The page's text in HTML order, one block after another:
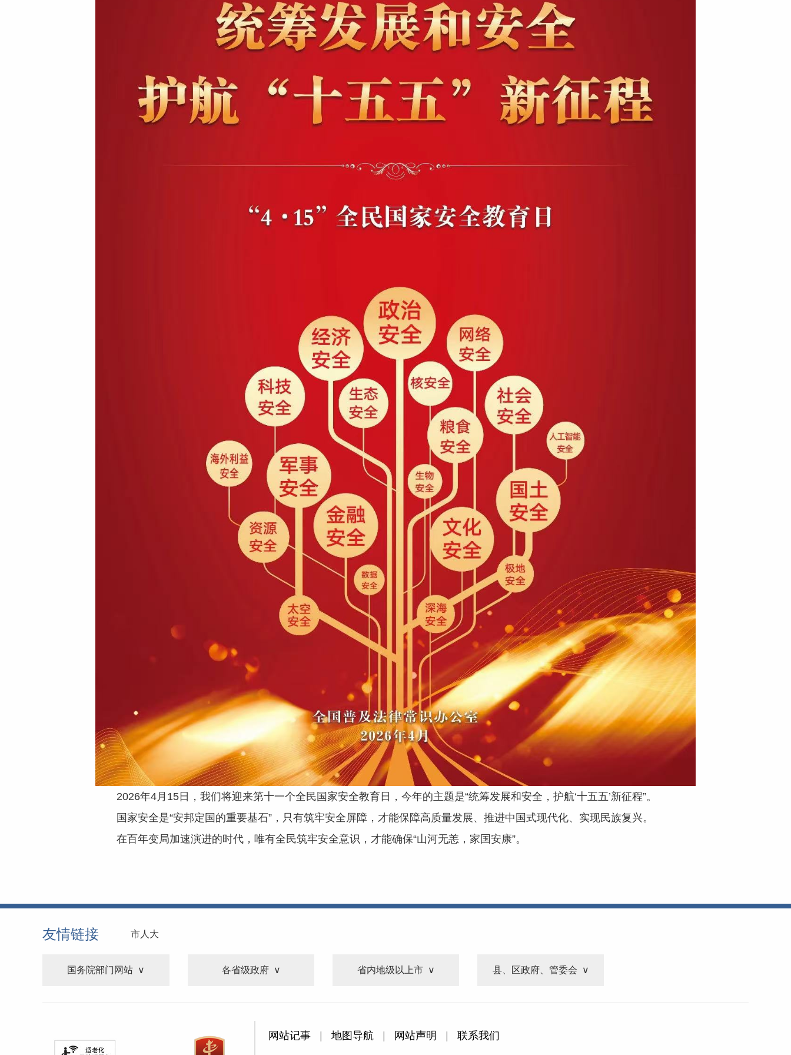
2026年4月15日，我们将迎来第十一个全民国家安全教育日，今年的主题是“统筹发展和安全，护航‘十五五’新征程”。
国家安全是“安邦定国的重要基石”，只有筑牢安全屏障，才能保障高质量发展、推进中国式现代化、实现民族复兴。
在百年变局加速演进的时代，唯有全民筑牢安全意识，才能确保“山河无恙，家国安康”。
友情链接 市人大
国务院部门网站 各省级政府 省内地级以上市 县、区政府、管委会
网站记事 | 地图导航 | 网站声明 | 联系我们